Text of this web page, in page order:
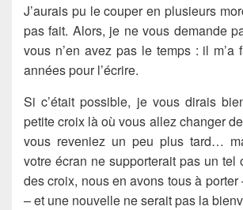
J’aurais pu le couper en plusieurs
pas fait. Alors, je ne vous demande
vous n’en avez pas le temps : il
années pour l’écrire.
Si c’était possible, je vous dirais
petite croix là où vous allez changer
vous reveniez un peu plus tard…
votre écran ne supporterait pas un tel
des croix, nous en avons tous à
– et une nouvelle ne serait pas la